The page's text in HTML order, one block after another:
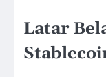
Latar